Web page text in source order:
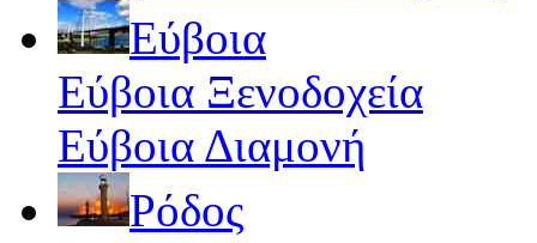
Εύβοια
Εύβοια Ξενοδοχεία
Εύβοια Διαμονή
Ρόδος